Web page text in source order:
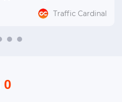
Traffic Cardinal
0